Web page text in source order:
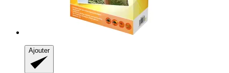
Ajouter